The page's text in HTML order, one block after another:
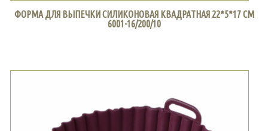
ФОРМА ДЛЯ ВЫПЕЧКИ СИЛИКОНОВАЯ КВАДРАТНАЯ 22*5*17 СМ
6001-16/200/10